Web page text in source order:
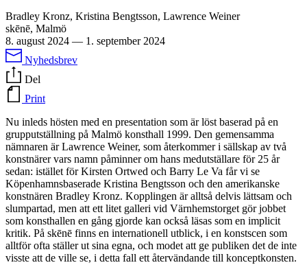
Bradley Kronz, Kristina Bengtsson, Lawrence Weiner
skēnē, Malmö
8. august 2024 — 1. september 2024
Nyhedsbrev
Del
Print
Nu inleds hösten med en presentation som är löst baserad på en
grupputställning på Malmö konsthall 1999. Den gemensamma
nämnaren är Lawrence Weiner, som återkommer i sällskap av två
konstnärer vars namn påminner om hans medutställare för 25 år
sedan: istället för Kirsten Ortwed och Barry Le Va får vi se
Köpenhamnsbaserade Kristina Bengtsson och den amerikanske
konstnären Bradley Kronz. Kopplingen är alltså delvis lättsam och
slumpartad, men att ett litet galleri vid Värnhemstorget gör jobbet
som konsthallen en gång gjorde kan också läsas som en implicit
kritik. På skēnē finns en internationell utblick, i en konstscen som
alltför ofta ställer ut sina egna, och modet att ge publiken det de inte
visste att de ville se, i detta fall ett återvändande till konceptkonsten.